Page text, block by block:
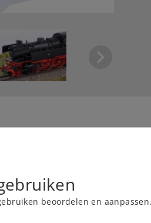
beoordelen en